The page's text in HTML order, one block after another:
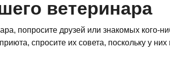
ветеринара
попросите друзей или знакомых кого-
спросите их совета, поскольку у